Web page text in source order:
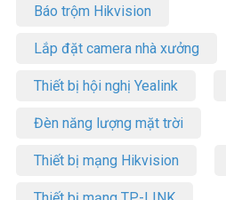
Báo trộm Hikvision
Lắp đặt camera nhà xưởng
Thiết bị hội nghị Yealink
Đèn năng lượng mặt trời
Thiết bị mạng Hikvision